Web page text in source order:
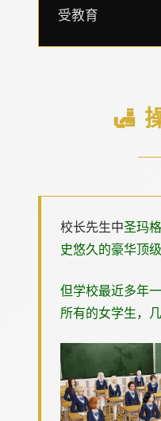
受教育
🛃
校长先生中圣玛
史悠久的豪华顶
但学校最近多年
所有的女学生，